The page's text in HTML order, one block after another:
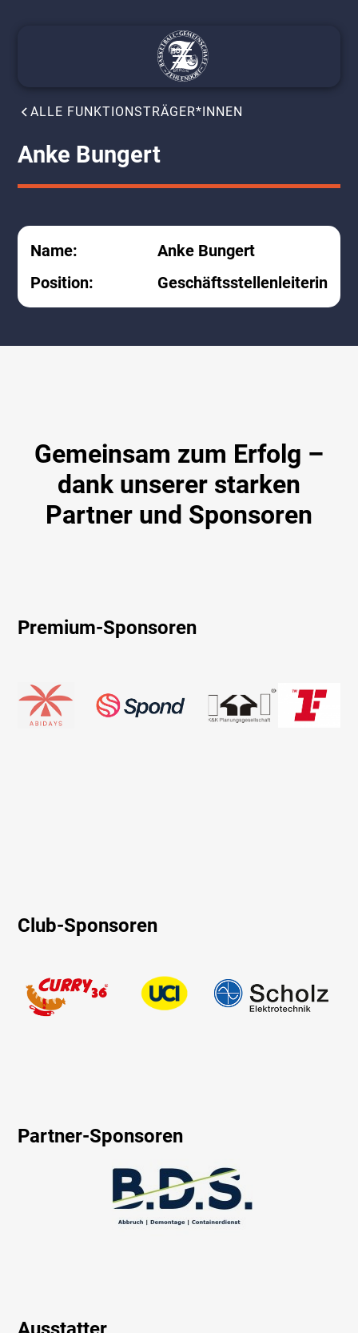
ALLE FUNKTIONSTRÄGER*INNEN
Anke Bungert
Name:
Anke Bungert
Position:
Geschäftsstellenleiterin
Gemeinsam zum Erfolg –
dank unserer starken
Partner und Sponsoren
Premium-Sponsoren
Club-Sponsoren
Partner-Sponsoren